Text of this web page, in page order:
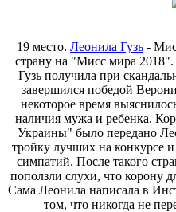
19 место. Леонила Гузь -
страну на "Мисс мира
Гузь получила при
завершился победой
некоторое время
наличия мужа и ребенка.
Украины" было передано
тройку лучших на конкурсе и
симпатий. После такого
поползли слухи, что корону
Сама Леонила написала в
том, что никогда не